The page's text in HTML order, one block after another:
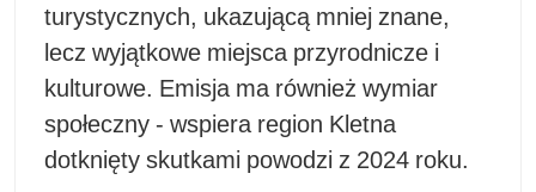
turystycznych, ukazującą mniej znane,
lecz wyjątkowe miejsca przyrodnicze i
kulturowe. Emisja ma również wymiar
społeczny - wspiera region Kletna
dotknięty skutkami powodzi z 2024 roku.